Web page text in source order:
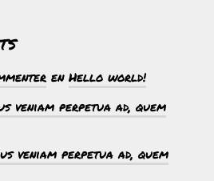
en Hello world!
veniam perpetua ad, quem
veniam perpetua ad, quem